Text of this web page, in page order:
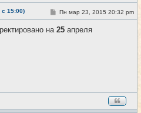
с 15:00) #4
С
о
о
б
Пн мар 23, 2015 20:32 pm
на 25 апреля